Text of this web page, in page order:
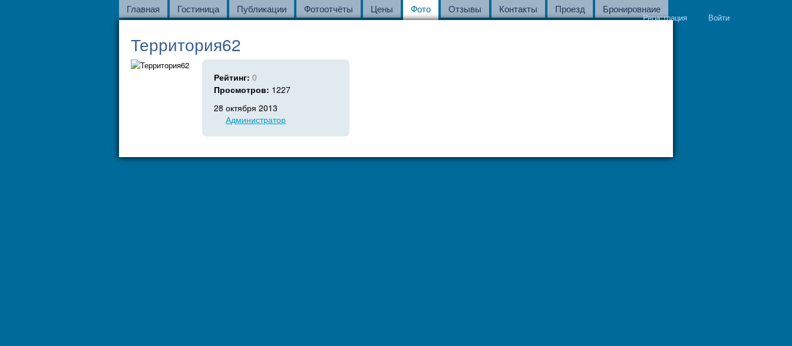
Регистрация Войти
Главная Гостиница Публикации Фотоотчёты Цены Фото Отзывы Контакты Проезд Бронировнаие
Территория62
Рейтинг: 0
Просмотров: 1227
28 октября 2013
Администратор